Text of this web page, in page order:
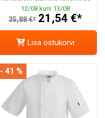
12/08 kuni 13/08
35,88 €* 21,54 €*
Lisa ostukorvi
- 41 %